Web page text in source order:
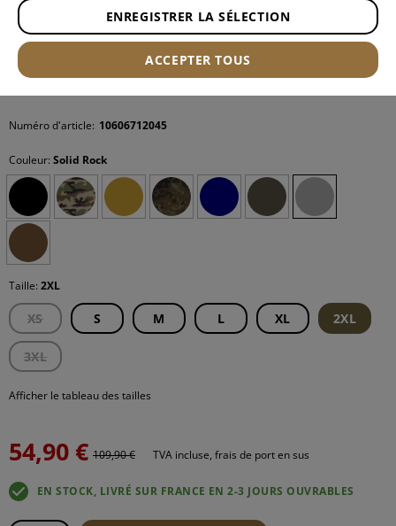
Numéro d'article: 10606712045
Couleur: Solid Rock
Taille: 2XL
XS S M L XL 2XL
3XL
Afficher le tableau des tailles
54,90 € 109,90 € TVA incluse, frais de port en sus
EN STOCK, LIVRÉ SUR FRANCE EN 2-3 JOURS OUVRABLES
ENREGISTRER LA SÉLECTION
ACCEPTER TOUS